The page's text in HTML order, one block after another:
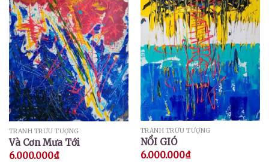
TRANH TRỪU TƯỢNG
Và Cơn Mưa Tới
6.000.000₫
TRANH TRỪU TƯỢNG
NỔI GIÓ
6.000.000₫